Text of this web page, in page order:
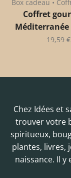
Box cadeau •
Coffret
Méditerranée
19,59 €
Chez Idées et
trouver votre
spiritueux,
plantes, livres,
naissance. Il